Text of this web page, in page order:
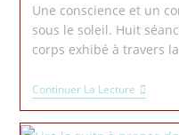
Une conscience et un
sous le soleil. Huit
corps exhibé à travers
Continuer La Lecture